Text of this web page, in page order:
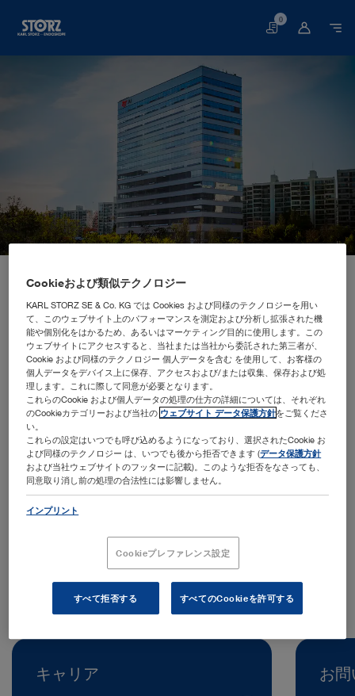
買
物
0
韓国、ソウル: KARL STORZ Endoscopy Korea Co., Ltd.
海外販売マーケティング拠点
KARL STORZ Endoscopy Korea
Co., Ltd.
住所:
KARL STORZ Endoscopy Korea Co., Ltd.
8‐9 Jeonui‐ro, Songpa-gu
+82 70 4350 7474
キャリア お
Cookieおよび類似テクノロジー
KARL STORZ SE & Co. KG では Cookies および同様のテクノロジーを用い
て、このウェブサイト上のパフォーマンスを測定および分析し拡張された機
能や個別化をはかるため、あるいはマーケティング目的に使用します。この
ウェブサイトにアクセスすると、当社または当社から委託された第三者が、
Cookie および同様のテクノロジー 個人データを含む を使用して、お客様の
個人データをデバイス上に保存、アクセスおよび/または収集、保存および処
理します。これに際して同意が必要となります。
これらのCookie および個人データの処理の仕方の詳細については、それぞれ
のCookieカテゴリーおよび当社の ウェブサイト データ保護方針をご覧くださ
い。
これらの設定はいつでも呼び込めるようになっており、選択されたCookie お
よび同様のテクノロジー は、いつでも後から拒否できます (データ保護方針
および当社ウェブサイトのフッターに記載)。このような拒否をなさっても、
同意取り消し前の処理の合法性には影響しません。
インプリント
Cookieプレファレンス設定
すべて拒否する すべてのCookieを許可する